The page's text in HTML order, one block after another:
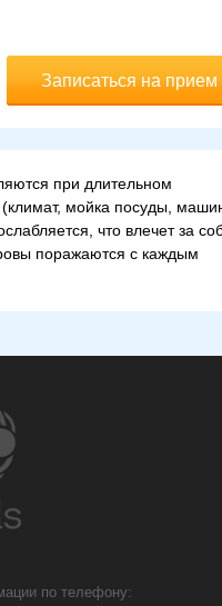
Записаться на прием
при длительном
(климат, мойка посуды,
что влечет за
поражаются с каждым
по телефону: